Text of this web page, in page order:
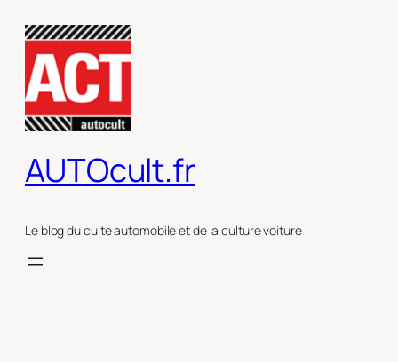
contenu
AUTOcult.fr
Le blog du culte automobile et de la culture voiture